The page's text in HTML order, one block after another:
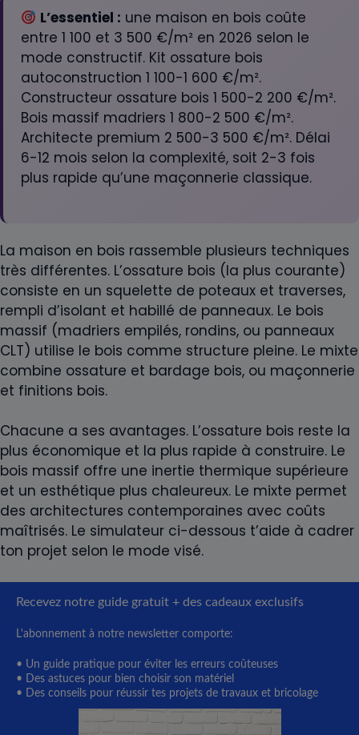
L’essentiel : une maison en bois coûte
entre 1 100 et 3 500 €/m² en 2026 selon le
mode constructif. Kit ossature bois
autoconstruction 1 100-1 600 €/m².
Constructeur ossature bois 1 500-2 200 €/m².
Bois massif madriers 1 800-2 500 €/m².
Architecte premium 2 500-3 500 €/m². Délai
6-12 mois selon la complexité, soit 2-3 fois
plus rapide qu’une maçonnerie classique.
La maison en bois rassemble plusieurs techniques
très différentes. L’ossature bois (la plus courante)
consiste en un squelette de poteaux et traverses,
rempli d’isolant et habillé de panneaux. Le bois
massif (madriers empilés, rondins, ou panneaux
CLT) utilise le bois comme structure pleine. Le mixte
combine ossature et bardage bois, ou maçonnerie
et finitions bois.
Chacune a ses avantages. L’ossature bois reste la
plus économique et la plus rapide à construire. Le
bois massif offre une inertie thermique supérieure
et un esthétique plus chaleureux. Le mixte permet
des architectures contemporaines avec coûts
maîtrisés. Le simulateur ci-dessous t’aide à cadrer
ton projet selon le mode visé.